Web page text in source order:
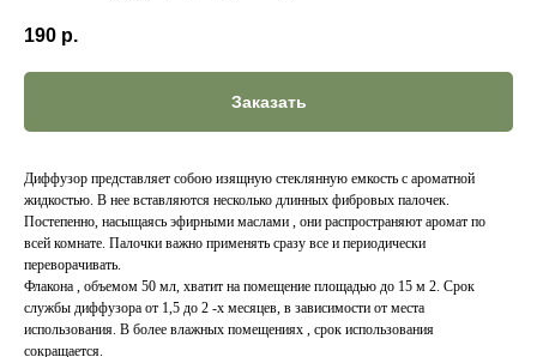
190 р.
Заказать
Диффузор представляет собою изящную стеклянную емкость с ароматной
жидкостью. В нее вставляются несколько длинных фибровых палочек.
Постепенно, насыщаясь эфирными маслами , они распространяют аромат по
всей комнате. Палочки важно применять сразу все и периодически
переворачивать.
Флакона , объемом 50 мл, хватит на помещение площадью до 15 м 2. Срок
службы диффузора от 1,5 до 2 -х месяцев, в зависимости от места
использования. В более влажных помещениях , срок использования
сокращается.